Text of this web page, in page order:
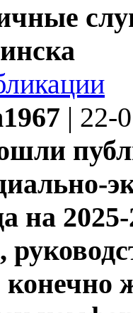
| 22-
на
конечно